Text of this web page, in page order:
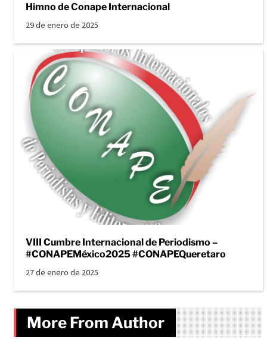
Himno de Conape Internacional
29 de enero de 2025
VIII Cumbre Internacional de Periodismo –
#CONAPEMéxico2025 #CONAPEQueretaro
27 de enero de 2025
More From Author